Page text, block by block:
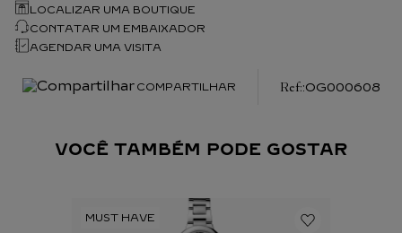
LOCALIZAR UMA BOUTIQUE
CONTATAR UM EMBAIXADOR
AGENDAR UMA VISITA
COMPARTILHAR :OG000608
VOCÊ TAMBÉM PODE GOSTAR